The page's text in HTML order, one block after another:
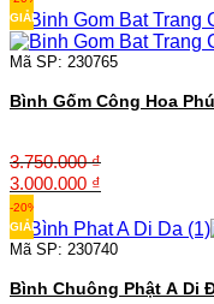
là:
3.750.000 ₫.
tại
là:
3.000.000 ₫.
GIẢM
Mã SP: 230765
Bình Gốm Công Hoa
3.750.000₫
Giá
gốc
là:
3.750.000 ₫.
3.000.000 ₫
tại
là:
-20%
GIẢM
Mã SP: 230740
Bình Chuông Phật A Di